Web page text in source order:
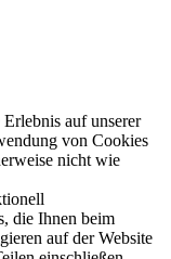
auf unserer
von Cookies
nicht wie
die Ihnen beim
auf der Website